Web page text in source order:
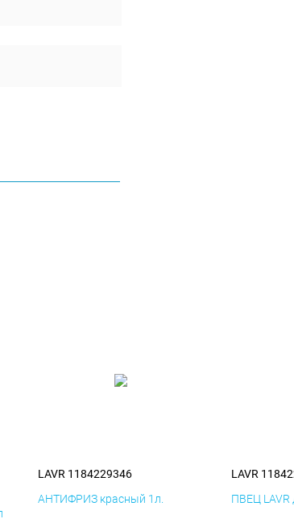
LAVR 1184229346
АНТИФРИЗ красный 1л.
LAVR
ПВЕЦ LAVR